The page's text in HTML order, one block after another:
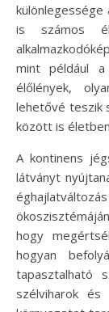
különlegessége
is számos
mint például
élőlények,
lehetővé teszik
között is
A kontinens
látványt
hogy
hogyan
tapasztalható
szélviharok és